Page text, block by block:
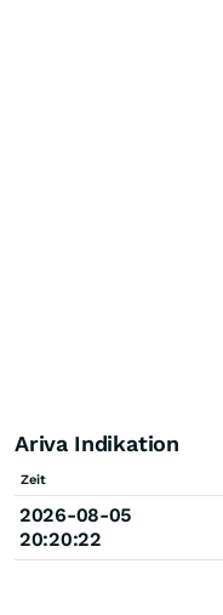
Ariva Indikation
Zeit
2026-08-05
20:20:22